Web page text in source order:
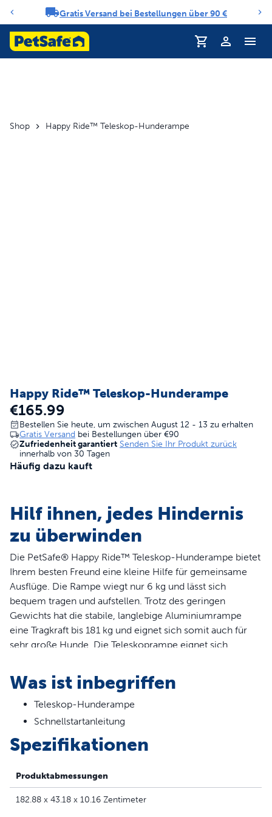
Benachrichtigungs-Karussell
Gratis Versand bei Bestellungen über 90 €
Profil
Shop Happy Ride™ Teleskop-Hunderampe
Happy Ride™ Teleskop-Hunderampe
€165.99
Bestellen Sie heute, um zwischen August 12 - 13 zu erhalten
Gratis Versand bei Bestellungen über €90
Zufriedenheit garantiert Senden Sie Ihr Produkt zurück
innerhalb von 30 Tagen
Häufig dazu kauft
Hilf ihnen, jedes Hindernis
zu überwinden
Die PetSafe® Happy Ride™ Teleskop-Hunderampe bietet
Ihrem besten Freund eine kleine Hilfe für gemeinsame
Ausflüge. Die Rampe wiegt nur 6 kg und lässt sich
bequem tragen und aufstellen. Trotz des geringen
Gewichts hat die stabile, langlebige Aluminiumrampe
eine Tragkraft bis 181 kg und eignet sich somit auch für
sehr große Hunde. Die Teleskoprampe eignet sich
Auto, Ihren Minivan oder SUV zu erleichtern und seine
Gelenke zu schonen. Sie können die Rampe
entsprechend Ihrem Fahrzeug auf eine Länge zwischen
99 und 183 cm ausziehen. Die rutschfeste Oberfläche
Ein- und Aussteigen. Um die Rampe zu verstauen,
mit der Verschlusslasche, um ein versehentliches Öffnen
während der Fahrt zu vermeiden. Mit PetSafe® können
Sie und Ihr Haustier zusammen glücklich leben™.
Was ist inbegriffen
Teleskop-Hunderampe
Schnellstartanleitung
Spezifikationen
Produktabmessungen
182.88 x 43.18 x 10.16 Zentimeter